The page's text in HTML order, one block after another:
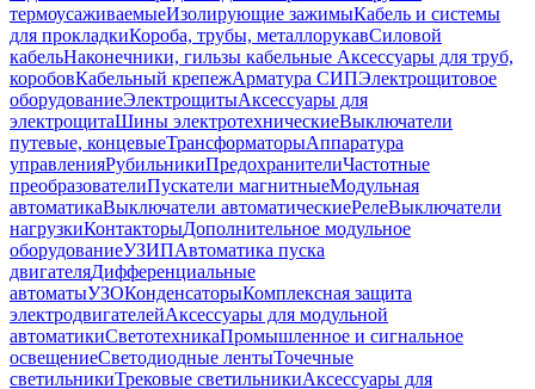
термоусаживаемыеИзолирующие зажимыКабель и системы
для прокладкиКороба, трубы, металлорукавСиловой
кабельНаконечники, гильзы кабельные Аксессуары для труб,
коробовКабельный крепежАрматура СИПЭлектрощитовое
оборудованиеЭлектрощитыАксессуары для
электрощитаШины электротехническиеВыключатели
путевые, концевыеТрансформаторыАппаратура
управленияРубильникиПредохранителиЧастотные
преобразователиПускатели магнитныеМодульная
автоматикаВыключатели автоматическиеРелеВыключатели
нагрузкиКонтакторыДополнительное модульное
оборудованиеУЗИПАвтоматика пуска
двигателяДифференциальные
автоматыУЗОКонденсаторыКомплексная защита
электродвигателейАксессуары для модульной
автоматикиСветотехникаПромышленное и сигнальное
освещениеСветодиодные лентыТочечные
светильникиТрековые светильникиАксессуары для